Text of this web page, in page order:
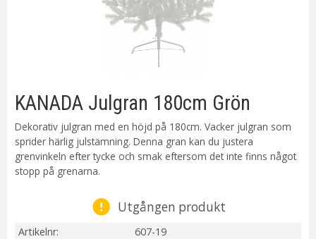
KANADA Julgran 180cm Grön
Dekorativ julgran med en höjd på 180cm. Vacker julgran som
sprider härlig julstämning. Denna gran kan du justera
grenvinkeln efter tycke och smak eftersom det inte finns något
stopp på grenarna.
Utgången produkt
Artikelnr
607-19